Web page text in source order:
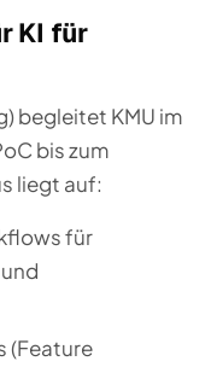
KI für
begleitet KMU im
bis zum
liegt auf:
für
(Feature